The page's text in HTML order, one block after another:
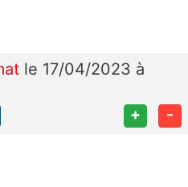
le 17/04/2023 à
+ -